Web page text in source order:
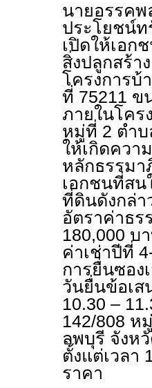
นายอรรคพ
ประโยชน์ท
เปิดให้เอก
สิ่งปลูกสร้า
โครงการบ้
ที่ 75211 ข
ภายในโคร
หมู่ที่ 2 ตำบ
ให้เกิดควา
หลักธรรมา
เอกชนที่สน
ที่ดินดังกล่า
อัตราค่าธร
180,000 บ
ค่าเช่าปีที่
การยื่นซอง
วันยื่นข้อเส
10.30 –
142/808 ห
ลพบุรี จังห
ตั้งแต่เวลา
ราคา